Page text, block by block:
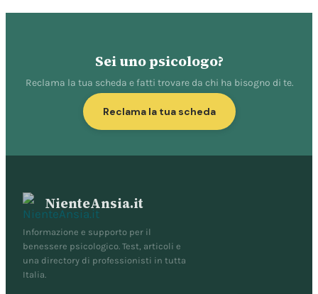
Sei uno psicologo?
Reclama la tua scheda e fatti trovare da chi ha bisogno di te.
Reclama la tua scheda
NienteAnsia.it
Informazione e supporto per il
benessere psicologico. Test, articoli e
una directory di professionisti in tutta
Italia.